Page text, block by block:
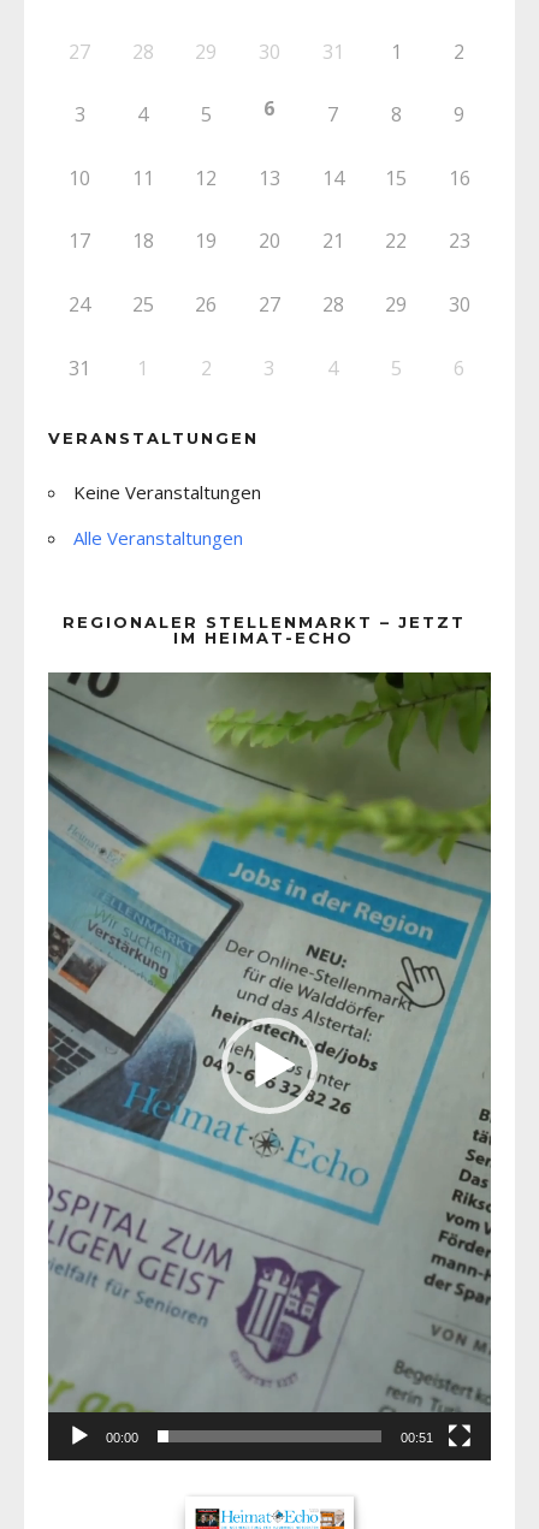
27 28 29 30 31 1 2
3 4 5 6 7 8 9
10 11 12 13 14 15 16
17 18 19 20 21 22 23
24 25 26 27 28 29 30
31 1 2 3 4 5 6
VERANSTALTUNGEN
Keine Veranstaltungen
Alle Veranstaltungen
REGIONALER STELLENMARKT – JETZT
IM HEIMAT-ECHO
Player
00:00 00:51